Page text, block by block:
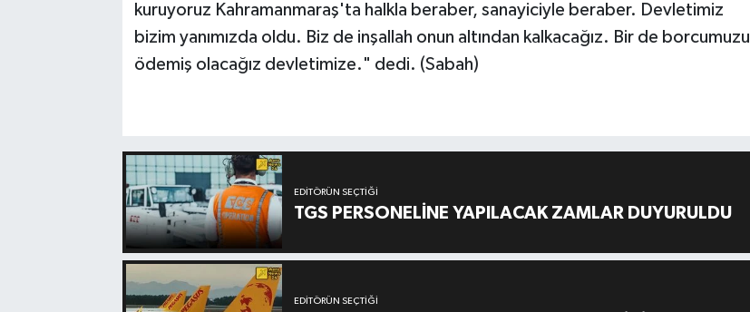
kuruyoruz Kahramanmaraş'ta halkla beraber, sanayiciyle beraber. Devletimiz
bizim yanımızda oldu. Biz de inşallah onun altından kalkacağız. Bir de borcumuzu
ödemiş olacağız devletimize." dedi. (Sabah)
EDITÖRÜN SEÇTIĞI
TGS PERSONELİNE YAPILACAK ZAMLAR DUYURULDU
EDITÖRÜN SEÇTIĞI